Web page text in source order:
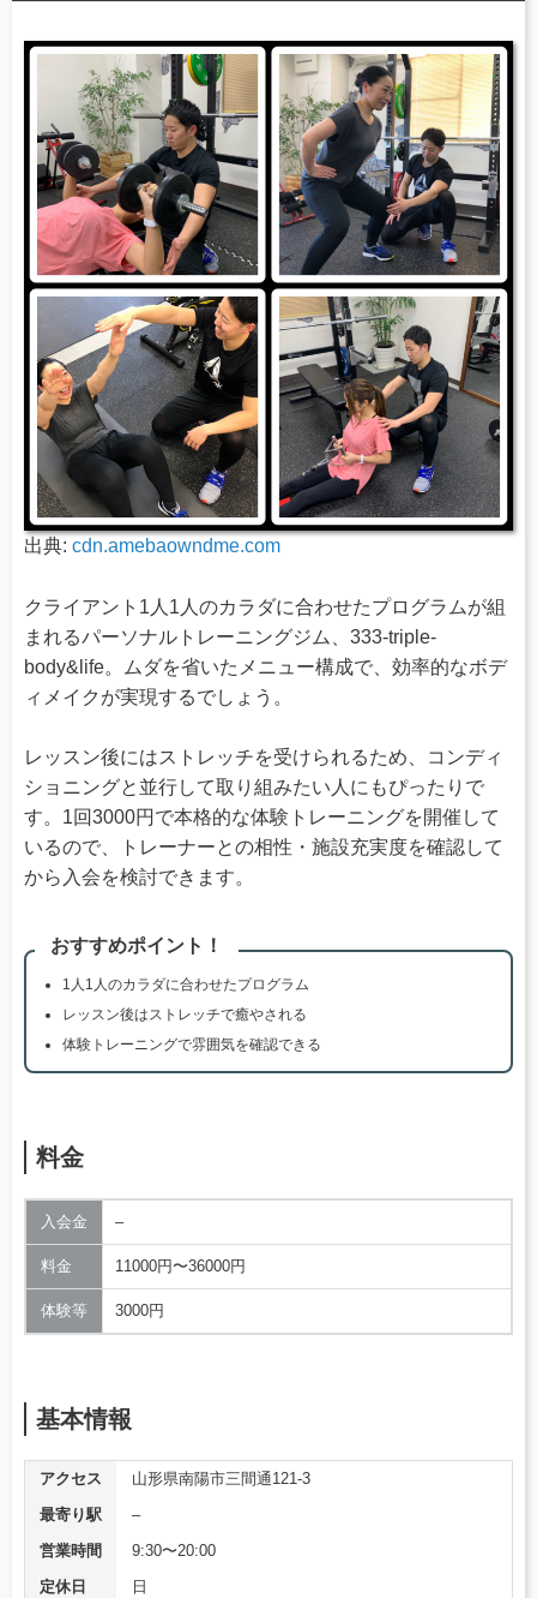
出典: cdn.amebaowndme.com
クライアント1人1人のカラダに合わせたプログラムが組
まれるパーソナルトレーニングジム、333-triple-
body&life。ムダを省いたメニュー構成で、効率的なボデ
ィメイクが実現するでしょう。
レッスン後にはストレッチを受けられるため、コンディ
ショニングと並行して取り組みたい人にもぴったりで
す。1回3000円で本格的な体験トレーニングを開催して
いるので、トレーナーとの相性・施設充実度を確認して
から入会を検討できます。
おすすめポイント！
1人1人のカラダに合わせたプログラム
レッスン後はストレッチで癒やされる
体験トレーニングで雰囲気を確認できる
料金
入会金 –
料金 11000円〜36000円
体験等 3000円
基本情報
アクセス
山形県南陽市三間通121-3
最寄り駅
–
営業時間
9:30〜20:00
定休日
日